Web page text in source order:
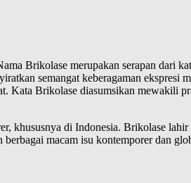
Brikolase merupakan serapan dari
semangat keberagaman ekspresi
Kata Brikolase diasumsikan mewakili
khususnya di Indonesia. Brikolase
macam isu kontemporer dan